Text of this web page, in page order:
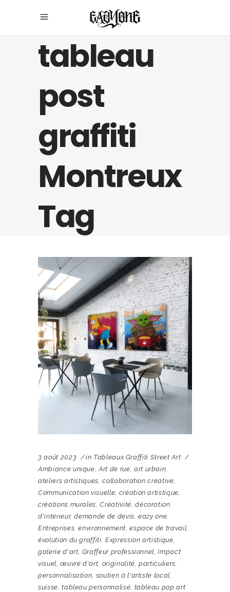
tableau
post
graffiti
Montreux
Tag
3 août 2023 in Tableaux Graffiti Street Art
Ambiance unique,Art de rue, art urbain,
ateliers artistiques,collaboration créative,
Communication visuelle, création artistique,
créations murales,Créativité,décoration
d'intérieur,demande de devis,eazy one,
Entreprises,environnement,espace de travail,
évolution du graffiti, Expression artistique,
galerie d'art, Graffeur professionnel,Impact
visuel,œuvre d'art, originalité,particuliers,
personnalisation, soutien à l'artiste local,
suisse,tableau personnalisé, tableau pop art